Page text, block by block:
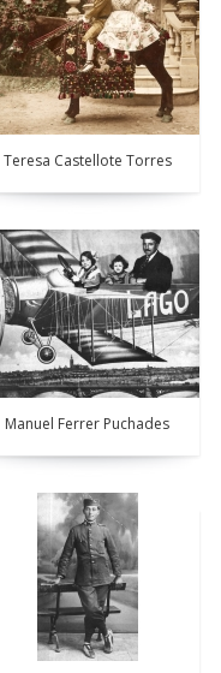
Teresa Castellote Torres
Manuel Ferrer Puchades